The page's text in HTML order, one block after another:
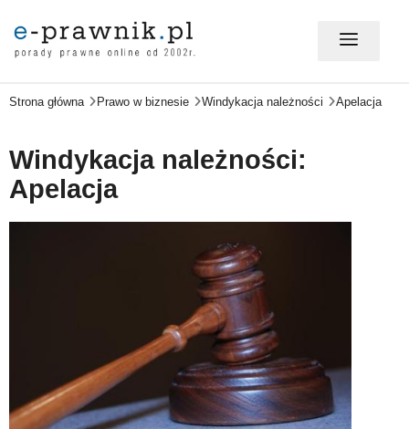
MÓJ E-PRAWNIK - LOGOWANIE
PORADY PRAWNE ONLINE
PRAWO W BIZNESIE
ZMIANY W PRAWIE
Strona główna Prawo w biznesie Windykacja należności Apelacja
Windykacja należności:
Apelacja